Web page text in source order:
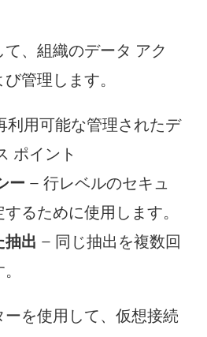
、組織のデータ アク
管理します。
利用可能な管理されたデ
ポイント
ー – 行レベルのセキュ
るために使用します。
抽出 – 同じ抽出を複数回
を使用して、仮想接続